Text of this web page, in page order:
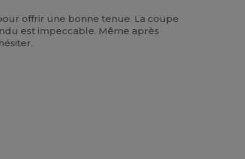
offrir une bonne tenue. La coupe
est impeccable. Même après